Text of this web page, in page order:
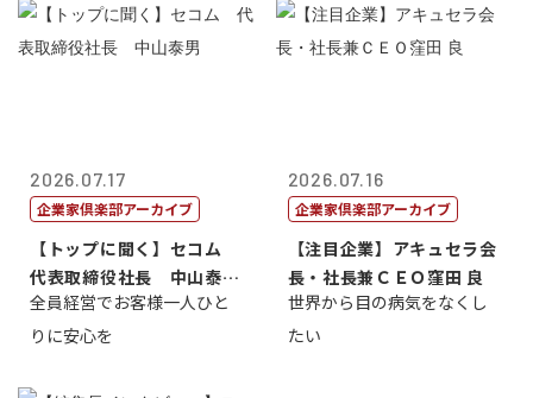
2026.07.17
企業家倶楽部アーカイブ
【トップに聞く】セコム
代表取締役社長 中山泰
男
全員経営でお客様一人ひと
りに安心を
2026.07.16
企業家倶楽部アーカイブ
【注目企業】アキュセラ会
長・社長兼ＣＥＯ窪田 良
世界から目の病気をなくし
たい